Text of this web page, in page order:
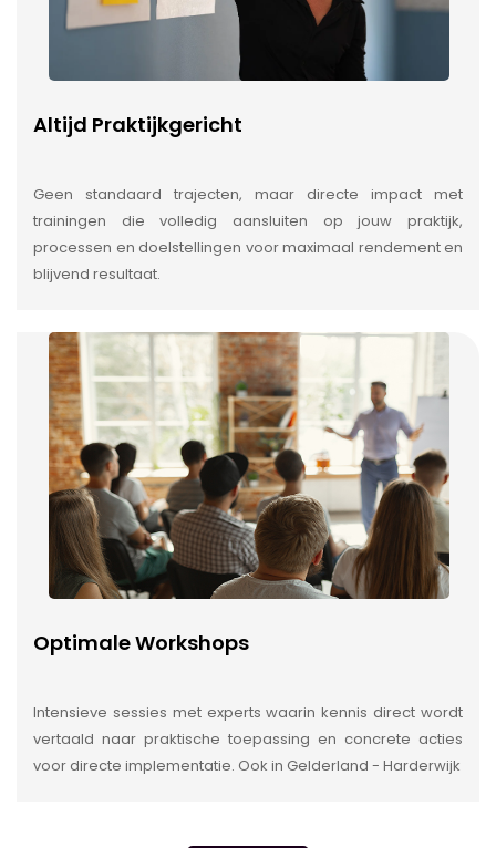
Altijd Praktijkgericht
Geen standaard trajecten, maar directe impact met
trainingen die volledig aansluiten op jouw praktijk,
processen en doelstellingen voor maximaal rendement en
blijvend resultaat.
Optimale Workshops
Intensieve sessies met experts waarin kennis direct wordt
vertaald naar praktische toepassing en concrete acties
voor directe implementatie. Ook in Gelderland - Harderwijk